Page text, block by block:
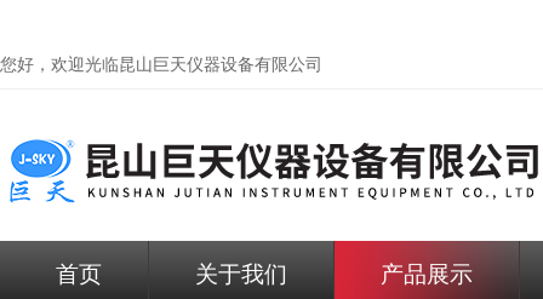
您好，欢迎光临昆山巨天仪器设备有限公司
首页 关于我们 产品展示